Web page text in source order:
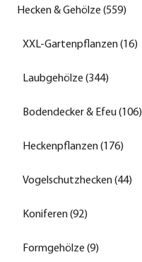
Hecken & Gehölze (559)
XXL-Gartenpflanzen (16)
Laubgehölze (344)
Bodendecker & Efeu (106)
Heckenpflanzen (176)
Vogelschutzhecken (44)
Koniferen (92)
Formgehölze (9)